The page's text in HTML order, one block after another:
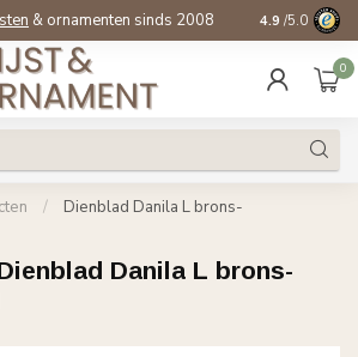
& ornamenten sinds 2008 4.9 /5.0
0
/
Dienblad Danila L brons-
Danila L brons-